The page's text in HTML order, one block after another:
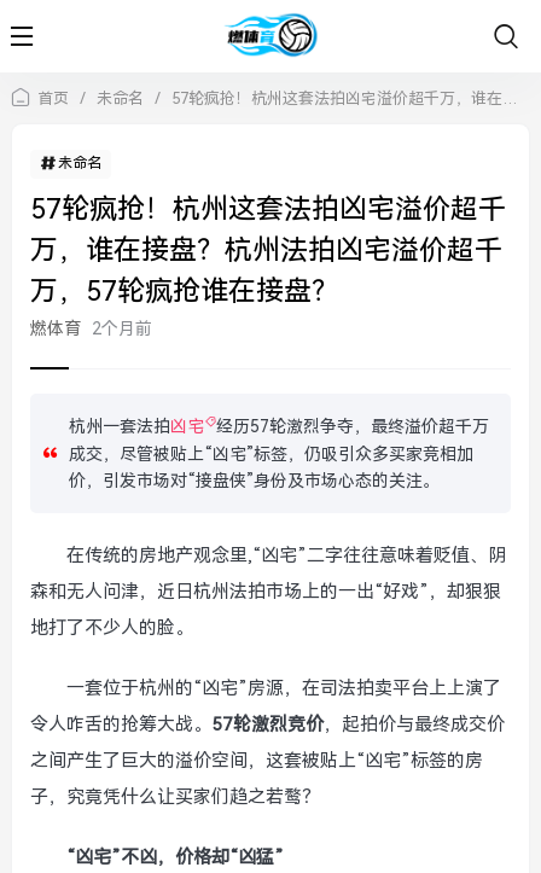
首页 / 未命名 / 57轮疯抢！杭州这套法拍凶宅溢价超千万，谁在接盘？杭州法拍凶宅溢价超千万，57轮疯抢谁在接盘？
未命名
57轮疯抢！杭州这套法拍凶宅溢价超千
万，谁在接盘？杭州法拍凶宅溢价超千
万，57轮疯抢谁在接盘？
燃体育 2个月前
杭州一套法拍凶宅
经历57轮激烈争夺，最终溢价超千万
成交，尽管被贴上“凶宅”标签，仍吸引众多买家竞相加
价，引发市场对“接盘侠”身份及市场心态的关注。
在传统的房地产观念里,“凶宅”二字往往意味着贬值、阴
森和无人问津，近日杭州法拍市场上的一出“好戏”，却狠狠
地打了不少人的脸。
一套位于杭州的“凶宅”房源，在司法拍卖平台上上演了
令人咋舌的抢筹大战。 57轮激烈竞价，起拍价与最终成交价
之间产生了巨大的溢价空间，这套被贴上“凶宅”标签的房
子，究竟凭什么让买家们趋之若鹜？
“凶宅”不凶，价格却“凶猛”